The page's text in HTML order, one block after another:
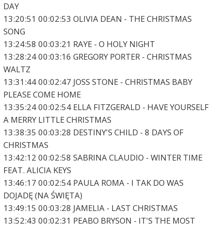
DAY
13:20:51 00:02:53 OLIVIA DEAN - THE CHRISTMAS
SONG
13:24:58 00:03:21 RAYE - O HOLY NIGHT
13:28:24 00:03:16 GREGORY PORTER - CHRISTMAS
WALTZ
13:31:44 00:02:47 JOSS STONE - CHRISTMAS BABY
PLEASE COME HOME
13:35:24 00:02:54 ELLA FITZGERALD - HAVE YOURSELF
A MERRY LITTLE CHRISTMAS
13:38:35 00:03:28 DESTINY'S CHILD - 8 DAYS OF
CHRISTMAS
13:42:12 00:02:58 SABRINA CLAUDIO - WINTER TIME
FEAT. ALICIA KEYS
13:46:17 00:02:54 PAULA ROMA - I TAK DO WAS
DOJADĘ (NA ŚWIĘTA)
13:49:15 00:03:28 JAMELIA - LAST CHRISTMAS
13:52:43 00:02:31 PEABO BRYSON - IT'S THE MOST